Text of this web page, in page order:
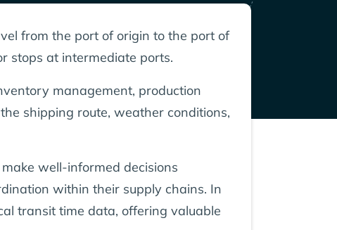
from the port of origin to the port of
stops at intermediate ports.
management, production
shipping route, weather conditions,
well-informed decisions
within their supply chains. In
transit time data, offering valuable